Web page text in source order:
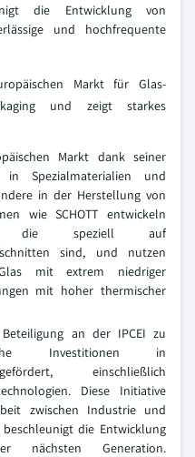
die Entwicklung von
und hochfrequente
Markt für Glas-
und zeigt starkes
Markt dank seiner
Spezialmaterialien und
in der Herstellung von
wie SCHOTT entwickeln
die speziell auf
sind, und nutzen
mit extrem niedriger
mit hoher thermischer
an der IPCEI zu
Investitionen in
einschließlich
Diese Initiative
zwischen Industrie und
die Entwicklung
nächsten Generation.